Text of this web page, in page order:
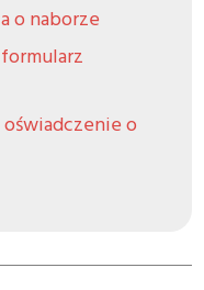
o naborze
o